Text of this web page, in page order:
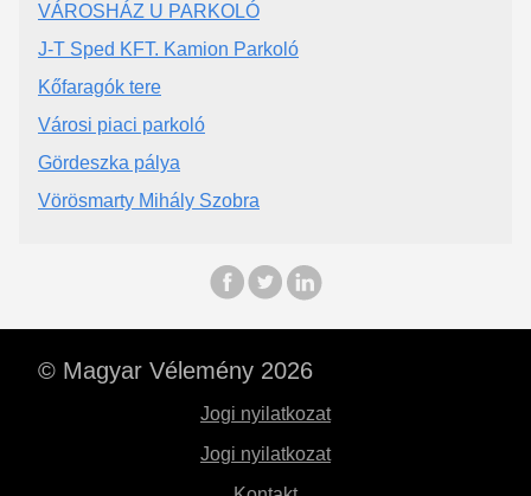
VÁROSHÁZ U PARKOLÓ
J-T Sped KFT. Kamion Parkoló
Kőfaragók tere
Városi piaci parkoló
Gördeszka pálya
Vörösmarty Mihály Szobra
© Magyar Vélemény 2026
Jogi nyilatkozat
Jogi nyilatkozat